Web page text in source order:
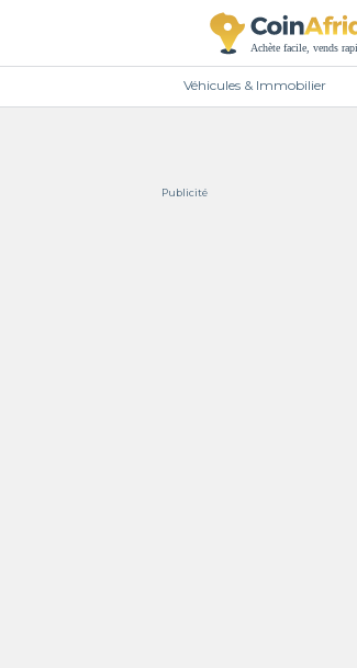
Véhicules & Immobilier
Publicité